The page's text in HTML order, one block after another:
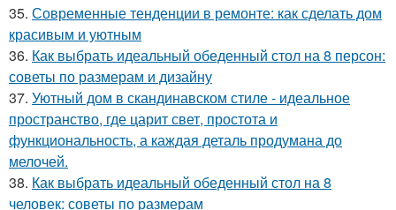
35. Современные тенденции в ремонте: как сделать дом
красивым и уютным
36. Как выбрать идеальный обеденный стол на 8 персон:
советы по размерам и дизайну
37. Уютный дом в скандинавском стиле - идеальное
пространство, где царит свет, простота и
функциональность, а каждая деталь продумана до
мелочей.
38. Как выбрать идеальный обеденный стол на 8
человек: советы по размерам